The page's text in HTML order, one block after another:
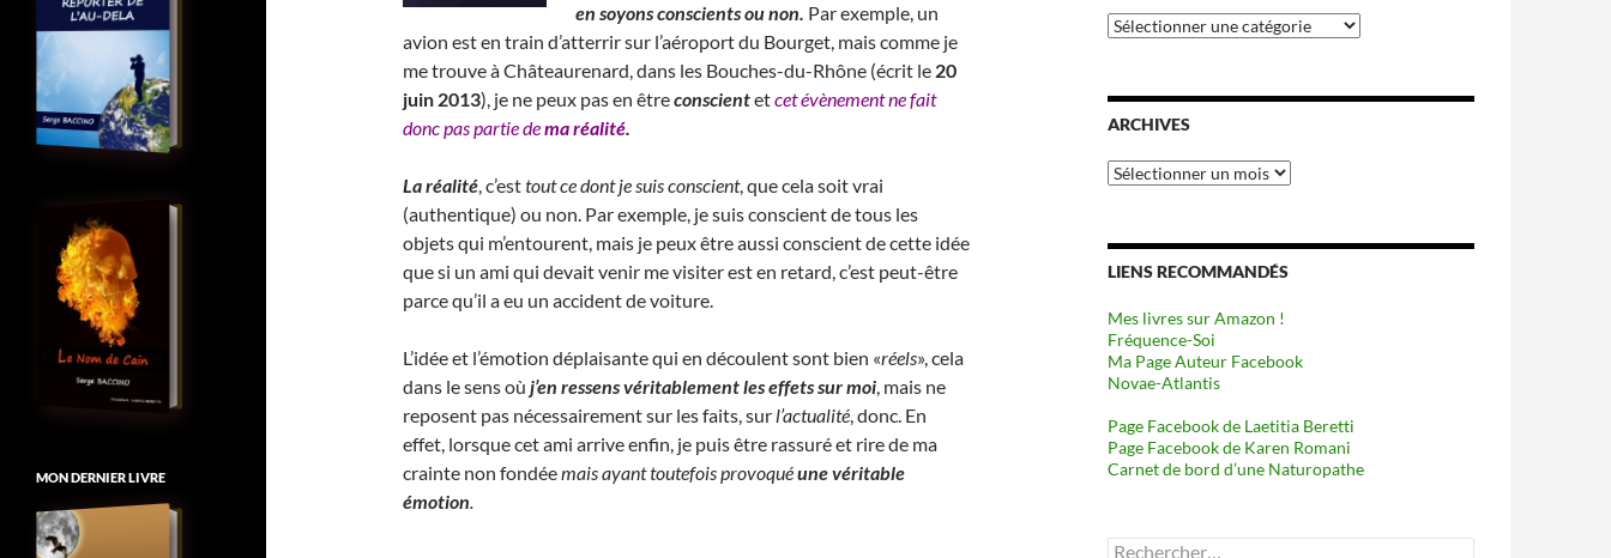
en soyons conscients ou non. Par exemple, un
avion est en train d’atterrir sur l’aéroport du Bourget, mais comme je
me trouve à Châteaurenard, dans les Bouches-du-Rhône (écrit le 20
juin 2013), je ne peux pas en êtreconscientetcet évènement ne fait
donc pas partie dema réalité.
La réalité, c’esttout ce dont je suis conscient, que cela soit vrai
(authentique) ou non. Par exemple, je suis conscient de tous les
objets qui m’entourent, mais je peux être aussi conscient de cette idée
que si un ami qui devait venir me visiter est en retard, c’est peut-être
parce qu’il a eu un accident de voiture.
L’idée et l’émotion déplaisante qui en découlent sont bien «réels», cela
dans le sens où j’en ressens véritablement les effets sur moi, mais ne
reposent pas nécessairement sur les faits, sur l’actualité, donc. En
effet, lorsque cet ami arrive enfin, je puis être rassuré et rire de ma
crainte non fondéemais ayant toutefois provoquéunevéritable
émotion.
Catégories
ARCHIVES
Archives
LIENS RECOMMANDÉS
Mes livres sur Amazon !
Fréquence-Soi
Ma Page Auteur Facebook
Novae-Atlantis
Page Facebook de Laetitia Beretti
Page Facebook de Karen Romani
Carnet de bord d’une Naturopathe
Rechercher :
MON DERNIER LIVRE